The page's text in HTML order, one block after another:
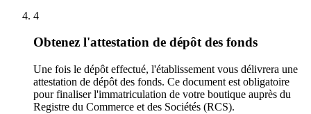
4
Obtenez l'attestation de dépôt des fonds
Une fois le dépôt effectué, l'établissement vous délivrera une
attestation de dépôt des fonds. Ce document est obligatoire
pour finaliser l'immatriculation de votre boutique auprès du
Registre du Commerce et des Sociétés (RCS).